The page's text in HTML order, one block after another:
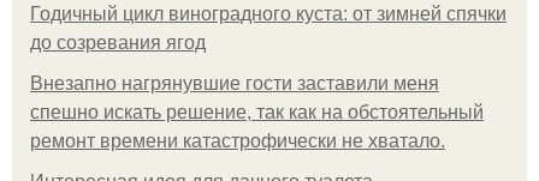
Годичный цикл виноградного куста: от зимней спячки
до созревания ягод
Внезапно нагрянувшие гости заставили меня
спешно искать решение, так как на обстоятельный
ремонт времени катастрофически не хватало.